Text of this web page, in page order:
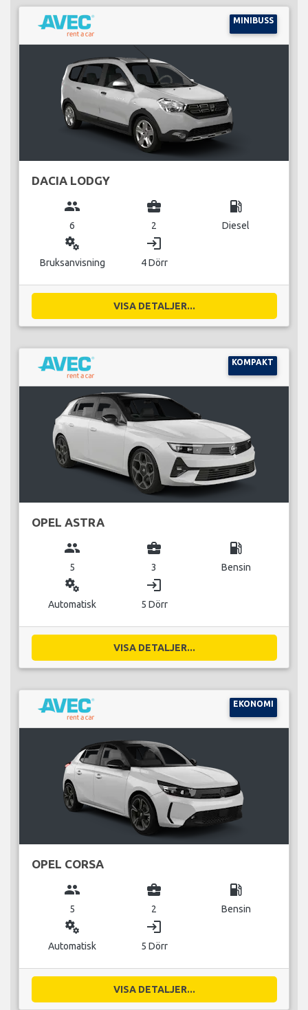
MINIBUSS
DACIA LODGY
group
6
business_center
2
local_gas_station
Diesel
miscellaneous_services
Bruksanvisning
login
4 Dörr
VISA DETALJER...
KOMPAKT
OPEL ASTRA
group
5
business_center
3
local_gas_station
Bensin
miscellaneous_services
Automatisk
login
5 Dörr
VISA DETALJER...
EKONOMI
OPEL CORSA
group
5
business_center
2
local_gas_station
Bensin
miscellaneous_services
Automatisk
login
5 Dörr
VISA DETALJER...